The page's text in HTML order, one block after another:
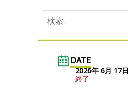
DATE
2026年 6月 17日
終了